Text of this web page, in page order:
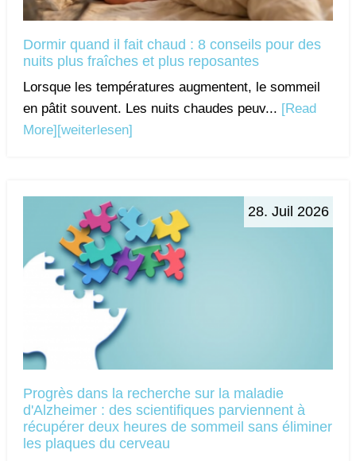
Dormir quand il fait chaud : 8 conseils pour des
nuits plus fraîches et plus reposantes
Lorsque les températures augmentent, le sommeil
en pâtit souvent. Les nuits chaudes peuv... [Read
More] [weiterlesen]
28. Juil 2026
Progrès dans la recherche sur la maladie
d'Alzheimer : des scientifiques parviennent à
récupérer deux heures de sommeil sans éliminer
les plaques du cerveau